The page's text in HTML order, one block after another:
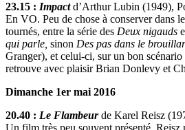
23.15 : Impactd’Arthur Lubin (1949),
En VO. Peu de chose à conserver dans
tournés, entre la série des Deux nigauds
qui parle, sinon Des pas dans le
Granger), et celui-ci, sur un bon scénario
retrouve avec plaisir Brian Donlevy et
Dimanche 1er mai 2016
20.40 : Le Flambeurde Karel Reisz
Un film très peu souvent présenté. Reisz